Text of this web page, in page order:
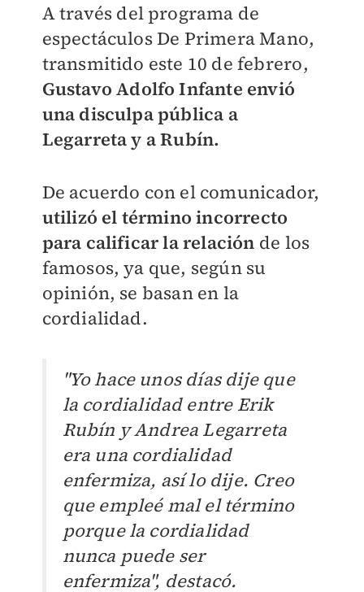
A través del programa de
espectáculos De Primera Mano,
transmitido este 10 de febrero,
Gustavo Adolfo Infante envió
una disculpa pública a
Legarreta y a Rubín.
De acuerdo con el comunicador,
utilizó el término incorrecto
para calificar la relación de los
famosos, ya que, según su
opinión, se basan en la
cordialidad.
"Yo hace unos días dije que
la cordialidad entre Erik
Rubín y Andrea Legarreta
era una cordialidad
enfermiza, así lo dije. Creo
que empleé mal el término
porque la cordialidad
nunca puede ser
enfermiza", destacó.